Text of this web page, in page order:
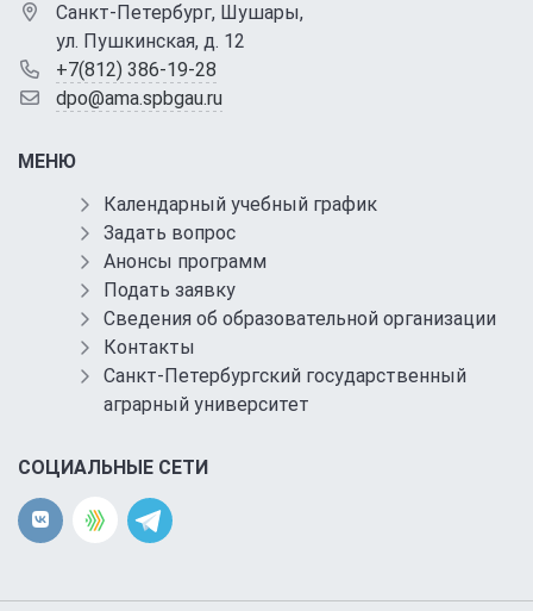
Санкт-Петербург, Шушары,
ул. Пушкинская, д. 12
+7(812) 386-19-28
dpo@ama.spbgau.ru
МЕНЮ
Календарный учебный график
Задать вопрос
Анонсы программ
Подать заявку
Сведения об образовательной организации
Контакты
Санкт-Петербургский государственный
аграрный университет
СОЦИАЛЬНЫЕ СЕТИ